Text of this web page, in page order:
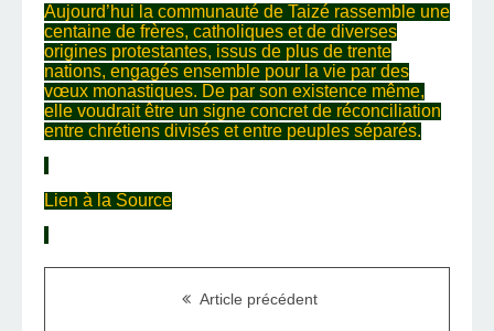
Aujourd’hui la communauté de Taizé rassemble une
centaine de frères, catholiques et de diverses
origines protestantes, issus de plus de trente
nations, engagés ensemble pour la vie par des
vœux monastiques. De par son existence même,
elle voudrait être un signe concret de réconciliation
entre chrétiens divisés et entre peuples séparés.
Lien à la Source
Article précédent